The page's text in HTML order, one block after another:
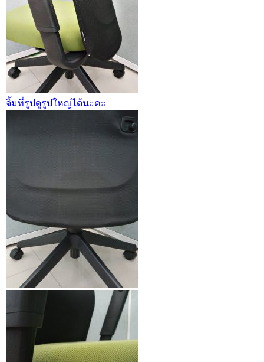
จิ้มที่รูปดูรูปใหญ่ได้นะคะ